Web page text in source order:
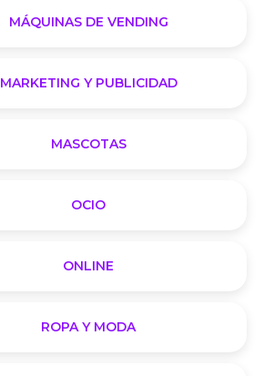
MÁQUINAS DE VENDING
MARKETING Y PUBLICIDAD
MASCOTAS
OCIO
ONLINE
ROPA Y MODA